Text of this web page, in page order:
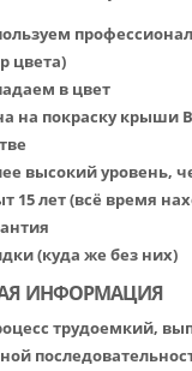
цвета)
в цвет
на покраску крыши
высокий уровень,
15 лет (всё время
(куда же без них)
ИНФОРМАЦИЯ
трудоемкий,